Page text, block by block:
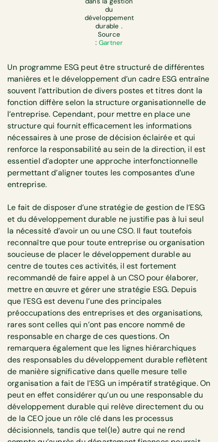
du
développement
durable .
Source
: Gartner
Un programme ESG peut être structuré de différentes
manières et le développement d’un cadre ESG entraîne
souvent l’attribution de divers postes et titres dont la
fonction diffère selon la structure organisationnelle de
l’entreprise. Cependant, pour mettre en place une
structure qui fournit efficacement les informations
nécessaires à une prose de décision éclairée et qui
renforce la responsabilité au sein de la direction, il est
essentiel d’adopter une approche interfonctionnelle
permettant d’aligner toutes les composantes d’une
entreprise.
Le fait de disposer d’une stratégie de gestion de l’ESG
et du développement durable ne justifie pas à lui seul
la nécessité d’avoir un ou une CSO. Il faut toutefois
reconnaître que pour toute entreprise ou organisation
soucieuse de placer le développement durable au
centre de toutes ces activités, il est fortement
recommandé de faire appel à un CSO pour élaborer,
mettre en œuvre et gérer une stratégie ESG. Depuis
que l’ESG est devenu l’une des principales
préoccupations des entreprises et des organisations,
rares sont celles qui n’ont pas encore nommé de
responsable en charge de ces questions. On
remarquera également que les lignes hiérarchiques
des responsables du développement durable reflètent
de manière significative dans quelle mesure telle
organisation a fait de l’ESG un impératif stratégique. On
peut en effet considérer qu’un ou une responsable du
développement durable qui relève directement du ou
de la CEO joue un rôle clé dans les processus
décisionnels, tandis que tel(le) autre qui ne rend